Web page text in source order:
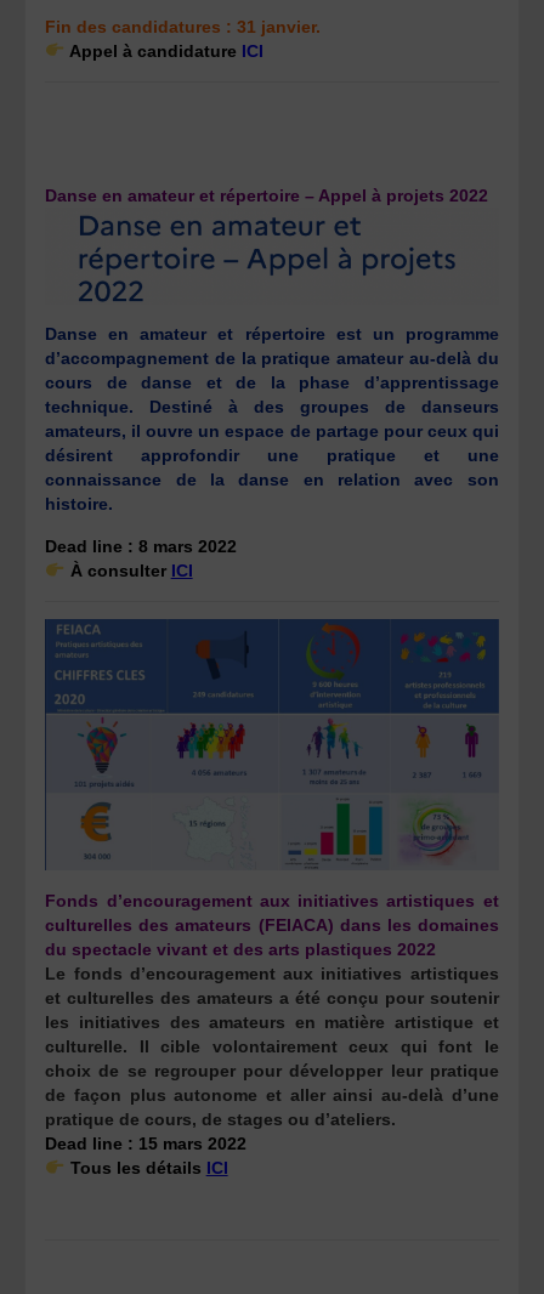
Fin des candidatures : 31 janvier.
Appel à candidature ICI
Danse en amateur et répertoire – Appel à projets 2022
Danse en amateur et répertoire est un programme
d’accompagnement de la pratique amateur au-delà du
cours de danse et de la phase d’apprentissage
technique. Destiné à des groupes de danseurs
amateurs, il ouvre un espace de partage pour ceux qui
désirent approfondir une pratique et une
connaissance de la danse en relation avec son
histoire.
Dead line : 8 mars 2022
À consulter ICI
Fonds d’encouragement aux initiatives artistiques et
culturelles des amateurs (FEIACA) dans les domaines
du spectacle vivant et des arts plastiques 2022
Le fonds d’encouragement aux initiatives artistiques
et culturelles des amateurs a été conçu pour soutenir
les initiatives des amateurs en matière artistique et
culturelle. Il cible volontairement ceux qui font le
choix de se regrouper pour développer leur pratique
de façon plus autonome et aller ainsi au-delà d’une
pratique de cours, de stages ou d’ateliers.
Dead line : 15 mars 2022
Tous les détails ICI